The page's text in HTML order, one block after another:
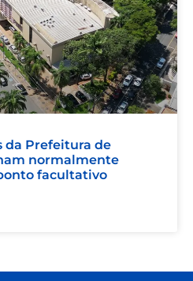
da Prefeitura de
normalmente
facultativo